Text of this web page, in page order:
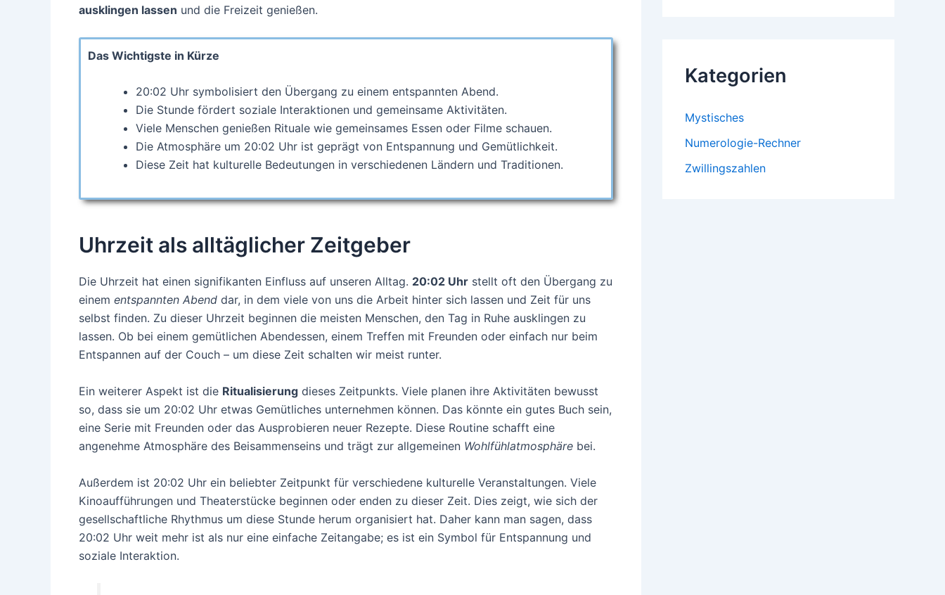
ausklingen lassen und die Freizeit genießen.
Das Wichtigste in Kürze
20:02 Uhr symbolisiert den Übergang zu einem entspannten Abend.
Die Stunde fördert soziale Interaktionen und gemeinsame Aktivitäten.
Viele Menschen genießen Rituale wie gemeinsames Essen oder Filme schauen.
Die Atmosphäre um 20:02 Uhr ist geprägt von Entspannung und Gemütlichkeit.
Diese Zeit hat kulturelle Bedeutungen in verschiedenen Ländern und Traditionen.
Uhrzeit als alltäglicher Zeitgeber
Die Uhrzeit hat einen signifikanten Einfluss auf unseren Alltag. 20:02 Uhr stellt oft den Übergang zu
einem entspannten Abend dar, in dem viele von uns die Arbeit hinter sich lassen und Zeit für uns
selbst finden. Zu dieser Uhrzeit beginnen die meisten Menschen, den Tag in Ruhe ausklingen zu
lassen. Ob bei einem gemütlichen Abendessen, einem Treffen mit Freunden oder einfach nur beim
Entspannen auf der Couch – um diese Zeit schalten wir meist runter.
Ein weiterer Aspekt ist die Ritualisierung dieses Zeitpunkts. Viele planen ihre Aktivitäten bewusst
so, dass sie um 20:02 Uhr etwas Gemütliches unternehmen können. Das könnte ein gutes Buch sein,
eine Serie mit Freunden oder das Ausprobieren neuer Rezepte. Diese Routine schafft eine
angenehme Atmosphäre des Beisammenseins und trägt zur allgemeinen Wohlfühlatmosphäre bei.
Außerdem ist 20:02 Uhr ein beliebter Zeitpunkt für verschiedene kulturelle Veranstaltungen. Viele
Kinoaufführungen und Theaterstücke beginnen oder enden zu dieser Zeit. Dies zeigt, wie sich der
gesellschaftliche Rhythmus um diese Stunde herum organisiert hat. Daher kann man sagen, dass
20:02 Uhr weit mehr ist als nur eine einfache Zeitangabe; es ist ein Symbol für Entspannung und
soziale Interaktion.
Kategorien
Mystisches
Numerologie-Rechner
Zwillingszahlen